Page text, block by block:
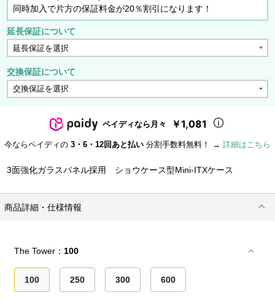
同時加入で片方の保証料金が20％割引になります！
延長保証について
交換保証について
ペイディなら月々 ￥1,081
今ならペイディの 3・6・12回あと払い 分割手数料無料！ → 詳細はこちら
3面強化ガラスパネル採用 ショウケース型Mini-ITXケース
商品詳細・仕様情報
The Tower： 100
100 250 300 600